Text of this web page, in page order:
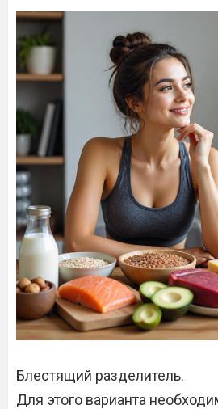
Блестящий разделитель.
Для этого варианта